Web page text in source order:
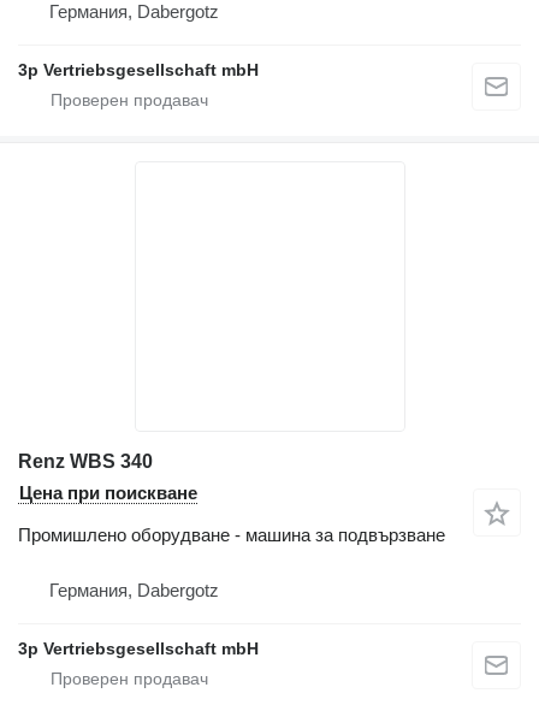
Германия, Dabergotz
3p Vertriebsgesellschaft mbH
Renz WBS 340
Цена при поискване
Промишлено оборудване - машина за подвързване
Германия, Dabergotz
3p Vertriebsgesellschaft mbH